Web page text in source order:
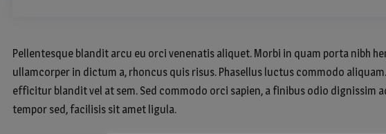
Pellentesque blandit arcu eu orci venenatis aliquet. Morbi in quam porta nibh
ullamcorper in dictum a, rhoncus quis risus. Phasellus luctus commodo
efficitur blandit vel at sem. Sed commodo orci sapien, a finibus odio dignissim
tempor sed, facilisis sit amet ligula.